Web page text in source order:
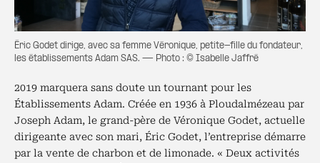
Éric Godet dirige, avec sa femme Véronique, petite-fille du fondateur,
les établissements Adam SAS. — Photo : © Isabelle Jaffré
2019 marquera sans doute un tournant pour les
Établissements Adam. Créée en 1936 à Ploudalmézeau par
Joseph Adam, le grand-père de Véronique Godet, actuelle
dirigeante avec son mari, Éric Godet, l’entreprise démarre
par la vente de charbon et de limonade. « Deux activités